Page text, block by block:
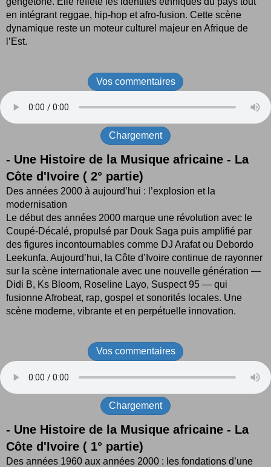
en intégrant reggae, hip-hop et afro-fusion. Cette scène
dynamique reste un moteur culturel majeur en Afrique de
l’Est.
Vos commentaires
Chargement
- Une Histoire de la Musique africaine - La
Côte d'Ivoire ( 2° partie)
Des années 2000 à aujourd’hui : l’explosion et la
modernisation
Le début des années 2000 marque une révolution avec le
Coupé-Décalé, propulsé par Douk Saga puis amplifié par
des figures incontournables comme DJ Arafat ou Debordo
Leekunfa. Aujourd’hui, la Côte d’Ivoire continue de rayonner
sur la scène internationale avec une nouvelle génération —
Didi B, Ks Bloom, Roseline Layo, Suspect 95 — qui
fusionne Afrobeat, rap, gospel et sonorités locales. Une
scène moderne, vibrante et en perpétuelle innovation.
Vos commentaires
Chargement
- Une Histoire de la Musique africaine - La
Côte d'Ivoire ( 1° partie)
Des années 1960 aux années 2000 : les fondations d’une